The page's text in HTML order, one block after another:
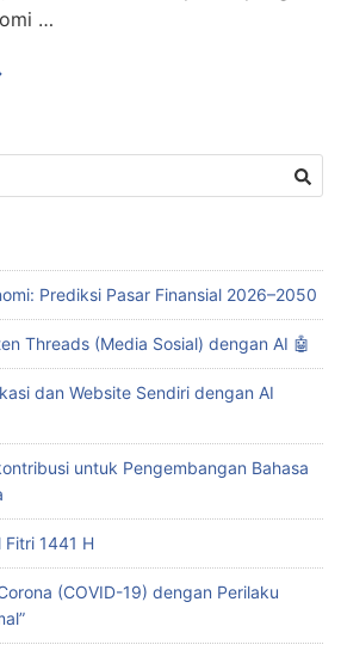
…
Prediksi Pasar Finansial 2026–2050
Threads (Media Sosial) dengan AI 🤖
dan Website Sendiri dengan AI
untuk Pengembangan Bahasa
Fitri 1441 H
(COVID-19) dengan Perilaku